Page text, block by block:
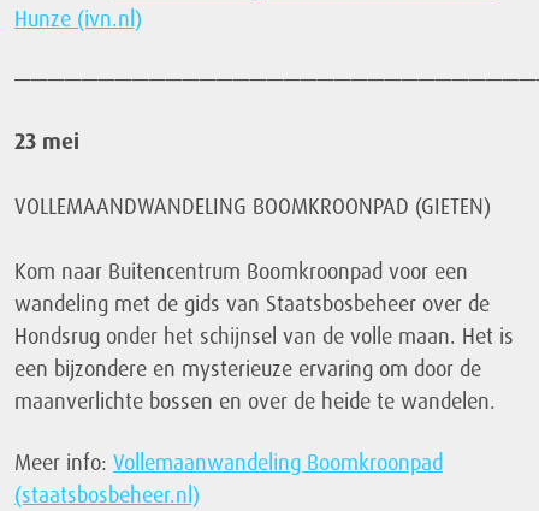
Hunze (ivn.nl)
23 mei
VOLLEMAANDWANDELING BOOMKROONPAD (GIETEN)
Kom naar Buitencentrum Boomkroonpad voor een
wandeling met de gids van Staatsbosbeheer over de
Hondsrug onder het schijnsel van de volle maan. Het is
een bijzondere en mysterieuze ervaring om door de
maanverlichte bossen en over de heide te wandelen.
Meer info: Vollemaanwandeling Boomkroonpad
(staatsbosbeheer.nl)